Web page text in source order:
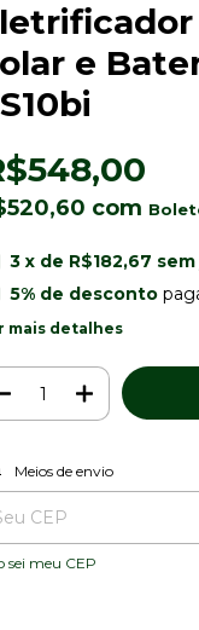
e
com
3 x de R$182,67
5% de desconto
mais detalhes
para o CEP:
Meios de envio
sei meu CEP